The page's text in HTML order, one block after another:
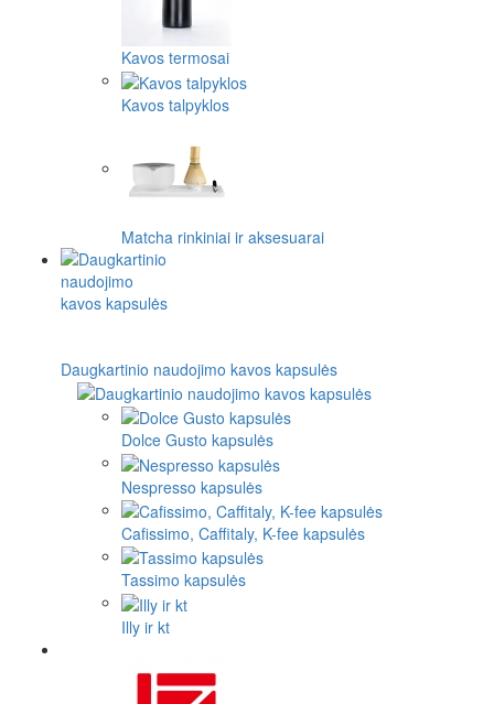
Kavos termosai
Kavos talpyklos
Matcha rinkiniai ir aksesuarai
Daugkartinio naudojimo kavos kapsulės
Dolce Gusto kapsulės
Nespresso kapsulės
Cafissimo, Caffitaly, K-fee kapsulės
Tassimo kapsulės
Illy ir kt